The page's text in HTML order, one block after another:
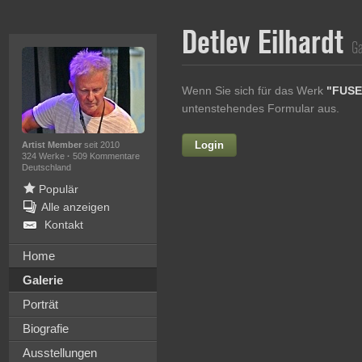
Artist Memberseit 2010
324 Werke · 509 Kommentare
Deutschland
Populär
Alle anzeigen
Kontakt
Home
Galerie
Porträt
Biografie
Ausstellungen
Detlev Eilhardt
Wenn Sie sich für das Werk
untenstehendes Formular aus.
Login